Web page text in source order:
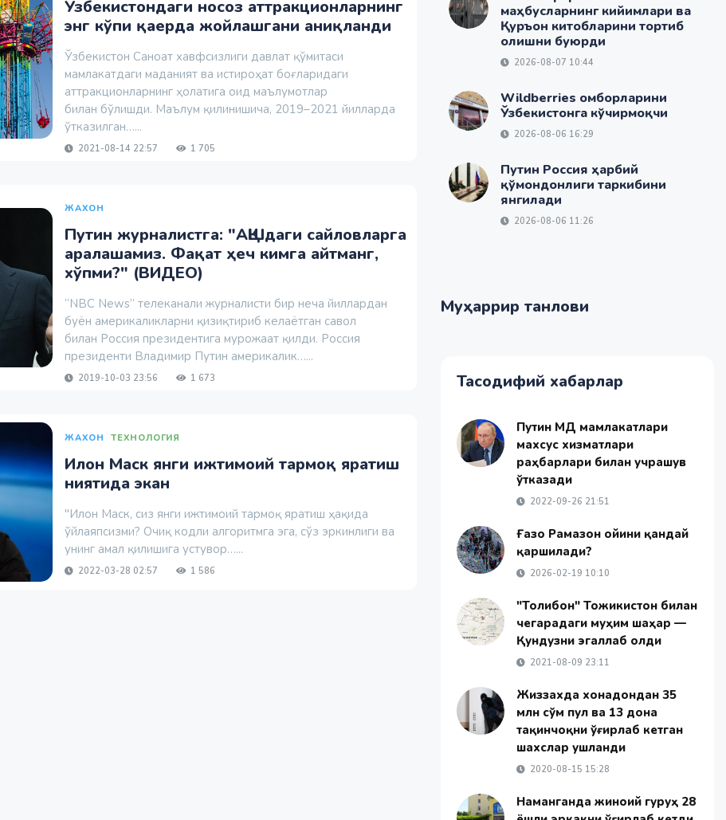
Ўзбекистондаги носоз аттракционларнинг
энг кўпи қаерда жойлашгани аниқланди
Ўзбекистон Саноат хавфсизлиги давлат қўмитаси
мамлакатдаги маданият ва истироҳат боғларидаги
аттракционларнинг ҳолатига оид маълумотлар
билан бўлишди. Маълум қилинишича, 2019–2021 йилларда
ўтказилган…...
2021-08-14 22:57 1 705
ЖАХОН
Путин журналистга: "АҚШдаги сайловларга
аралашамиз. Фақат ҳеч кимга айтманг,
хўпми?" (ВИДЕО)
“NBC News” телеканали журналисти бир неча йиллардан
буён америкаликларни қизиқтириб келаётган савол
билан Россия президентига мурожаат қилди. Россия
президенти Владимир Путин америкалик…...
2019-10-03 23:56 1 673
ЖАХОН ТЕХНОЛОГИЯ
Илон Маск янги ижтимоий тармоқ яратиш
ниятида экан
"Илон Маск, сиз янги ижтимоий тармоқ яратиш ҳақида
ўйлаяпсизми? Очиқ кодли алгоритмга эга, сўз эркинлиги ва
унинг амал қилишига устувор…...
2022-03-28 02:57 1 586
маҳбусларнинг кийимлари ва
Қуръон китобларини тортиб
олишни буюрди
2026-08-07 10:44
Wildberries омборларини
Ўзбекистонга кўчирмоқчи
2026-08-06 16:29
Путин Россия ҳарбий
қўмондонлиги таркибини
янгилади
2026-08-06 11:26
Муҳаррир танлови
Тасодифий хабарлар
Путин МДҲ мамлакатлари
махсус хизматлари
раҳбарлари билан учрашув
ўтказади
2022-09-26 21:51
Ғазо Рамазон ойини қандай
қаршилади?
2026-02-19 10:10
"Толибон" Тожикистон билан
чегарадаги муҳим шаҳар —
Қундузни эгаллаб олди
2021-08-09 23:11
Жиззахда хонадондан 35
млн сўм пул ва 13 дона
тақинчоқни ўғирлаб кетган
шахслар ушланди
2020-08-15 15:28
Наманганда жиноий гуруҳ 28